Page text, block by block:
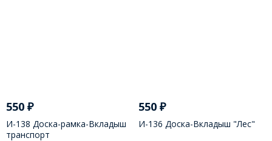
550 ₽
И-138 Доска-рамка-Вкладыш
транспорт
550₽
И-136 Доска-Вкладыш "Лес"